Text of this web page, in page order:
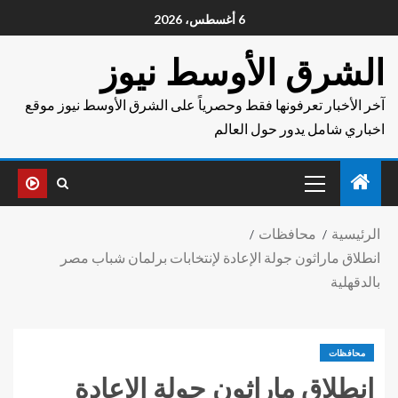
6 أغسطس، 2026
الشرق الأوسط نيوز
آخر الأخبار تعرفونها فقط وحصرياً على الشرق الأوسط نيوز موقع
اخباري شامل يدور حول العالم
الرئيسية
محافظات
انطلاق ماراثون جولة الإعادة لإنتخابات برلمان شباب مصر
بالدقهلية
محافظات
انطلاق ماراثون جولة الإعادة